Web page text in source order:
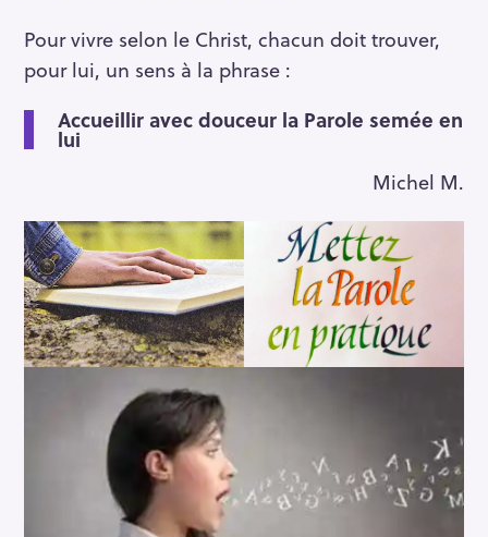
Pour vivre selon le Christ, chacun doit trouver,
pour lui, un sens à la phrase :
Accueillir avec douceur la Parole semée en
lui
Michel M.